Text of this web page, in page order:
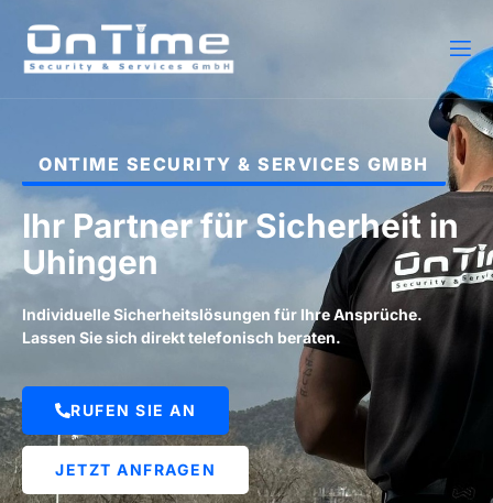
ONTIME SECURITY & SERVICES GMBH
Ihr Partner für Sicherheit in
Uhingen
Individuelle Sicherheitslösungen für Ihre Ansprüche.
Lassen Sie sich direkt telefonisch beraten.
RUFEN SIE AN
JETZT ANFRAGEN